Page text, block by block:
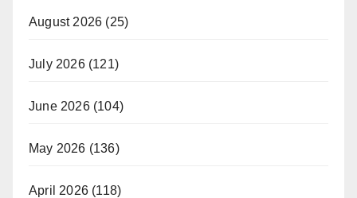
August 2026 (25)
July 2026(121)
June 2026(104)
May 2026 (136)
April 2026 (118)